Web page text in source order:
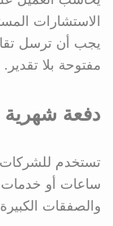
الاستشارات
يجب أن ترسل
مفتوحة بلا تقدير.
دفعة شهرية
تستخدم
ساعات أو خدمات
والصفقات الكبيرة